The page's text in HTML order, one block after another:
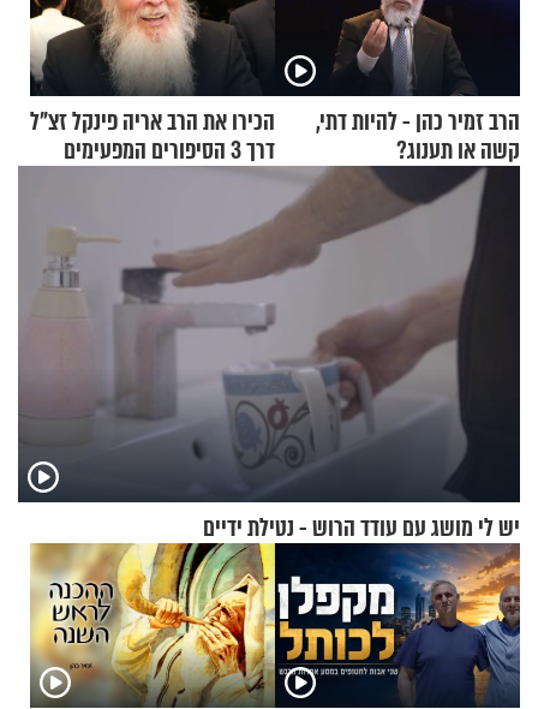
הרב זמיר כהן - להיות דתי,
קשה או תענוג?
הכירו את הרב אריה פינקל זצ"ל
דרך 3 הסיפורים המפעימים
האלה
יש לי מושג עם עודד הרוש - נטילת ידיים